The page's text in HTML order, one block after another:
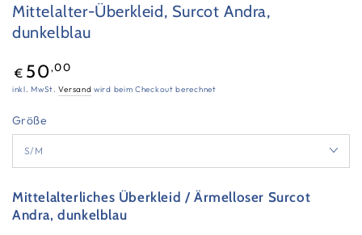
Mittelalter-Überkleid, Surcot Andra,
dunkelblau
Regulärer
Preis
€ 50,00
inkl. MwSt.Versand wird beim Checkout berechnet
Größe
Mittelalterliches Überkleid / Ärmelloser Surcot
Andra, dunkelblau